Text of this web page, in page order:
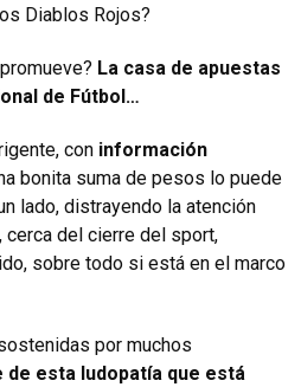
Diablos Rojos?
La casa de apuestas
de Fútbol…
con información
bonita suma de pesos lo puede
lado, distrayendo la atención
cerca del cierre del sport,
sobre todo si está en el marco
por muchos
de esta ludopatía que está